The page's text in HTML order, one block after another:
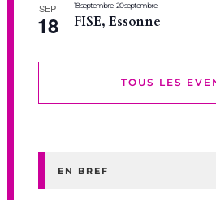
SEP
18
18 septembre-20 septembre
FISE, Essonne
TOUS LES
EN BREF